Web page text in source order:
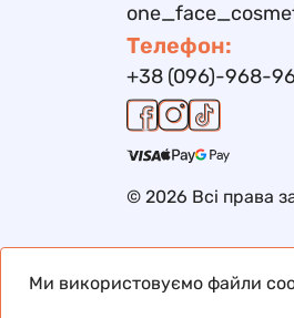
Телефон:
+38 (096)-968-
© 2026 Всі права
Ми використовуємо файли